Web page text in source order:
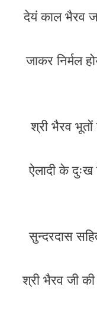
देयं काल भैरव
जाकर निर्मल
श्री भैरव
ऐलादी के दुःख
सुन्दरदास
श्री भैरव जी